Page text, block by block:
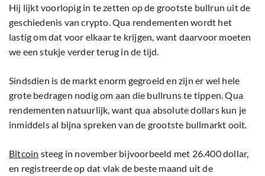
Hij lijkt voorlopig in te zetten op de grootste bullrun uit de
geschiedenis van crypto. Qua rendementen wordt het
lastig om dat voor elkaar te krijgen, want daarvoor moeten
we een stukje verder terug in de tijd.
Sindsdien is de markt enorm gegroeid en zijn er wel hele
grote bedragen nodig om aan die bullruns te tippen. Qua
rendementen natuurlijk, want qua absolute dollars kun je
inmiddels al bijna spreken van de grootste bullmarkt ooit.
Bitcoin steeg in november bijvoorbeeld met 26.400 dollar,
en registreerde op dat vlak de beste maand uit de